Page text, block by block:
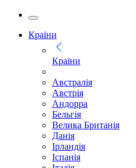
Країни
Країни
Австралія
Австрія
Андорра
Бельгія
Велика Британія
Данія
Ірландія
Іспанія